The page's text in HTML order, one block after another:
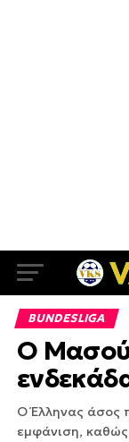
BUNDESLIGA
Ο
Ο Έλληνας άσος
εμφάνιση, καθώς